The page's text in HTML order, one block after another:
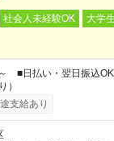
社会人未経験OK 大学
■日払い・翌日振込
）
支給あり